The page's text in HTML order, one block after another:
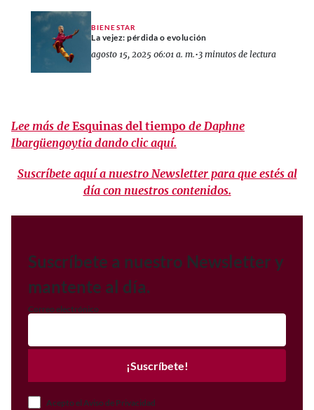
BIENESTAR
La vejez: pérdida o evolución
agosto 15, 2025 06:01 a. m.•3 minutos de lectura
Lee más de Esquinas del tiempo de Daphne
Ibargüengoytia dando clic aquí.
Suscríbete aquí a nuestro Newsletter para que estés al
día con nuestros contenidos.
Suscríbete a nuestro Newsletter y
mantente al día.
Correo electrónico
¡Suscríbete!
Acepto el Aviso de Privacidad